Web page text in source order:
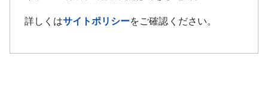
詳しくはサイトポリシーをご確認ください。